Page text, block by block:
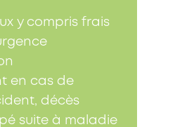
y compris frais
en cas de
décès
suite à maladie